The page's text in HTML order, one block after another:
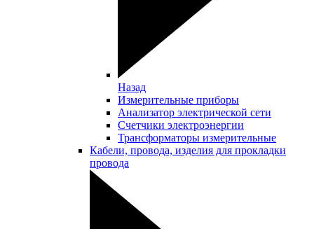
Назад
Измерительные приборы
Анализатор электрической сети
Счетчики электроэнергии
Трансформаторы измерительные
Кабели, провода, изделия для прокладки
провода